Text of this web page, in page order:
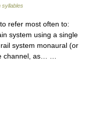
syllables
refer most often to:
system using a single
system monaural (or
channel, as… …